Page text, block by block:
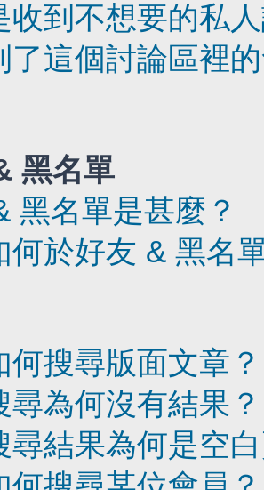
收到不想要的私
了這個討論區裡
黑名單
黑名單是甚麼？
何於好友 & 黑名
何搜尋版面文章？
尋為何沒有結果？
尋結果為何是空